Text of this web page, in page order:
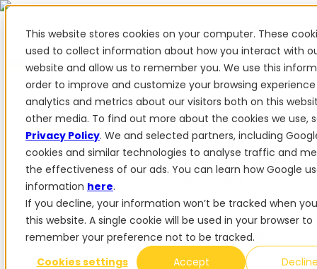
This website stores cookies on your computer. These
used to collect information about how you interact with
website and allow us to remember you. We use this
order to improve and customize your browsing
analytics and metrics about our visitors both on this
other media. To find out more about the cookies we use,
Privacy Policy. We and selected partners, including
cookies and similar technologies to analyse traffic and
the effectiveness of our ads. You can learn how Google
information here.
If you decline, your information won’t be tracked when
this website. A single cookie will be used in your browser to
remember your preference not to be tracked.
Cookies settings
Accept
✨ Wir haben mehr als 50 ukrainische Mitarbeiter. Wenn Sie
FieldBee-Produkte kaufen, unterstützen Sie die Ukraine.
Produkte
Produkte
PowerSteer™PowerSteer ReadyPowerGuideISOBUS
Add-ons
Navigations-AppRTK BasisstationTablet-KitImplement
Section Display
Control Switch PanelPowerWheel-Kit1-
jährige Premium-Garantie